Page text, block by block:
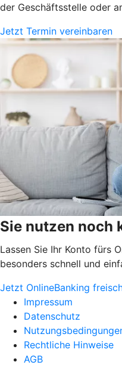
der Geschäftsstelle oder
Jetzt Termin vereinbaren
Sie nutzen noch
Lassen Sie Ihr Konto fürs
besonders schnell und
Jetzt OnlineBanking
Impressum
Datenschutz
Rechtliche Hinweise
AGB